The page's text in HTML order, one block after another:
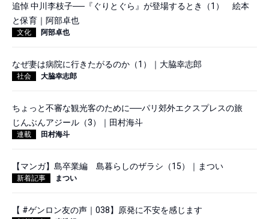
追悼 中川李枝子──『ぐりとぐら』が登場するとき（1） 絵本
と保育｜阿部卓也
文化 阿部卓也
なぜ妻は病院に行きたがるのか（1）｜大脇幸志郎
社会 大脇幸志郎
ちょっと不審な観光客のために──パリ郊外エクスプレスの旅
じんぶんアジール（3）｜田村海斗
連載 田村海斗
【マンガ】島卒業編 島暮らしのザラシ（15）｜まつい
新着記事 まつい
【 #ゲンロン友の声｜038】原発に不安を感じます